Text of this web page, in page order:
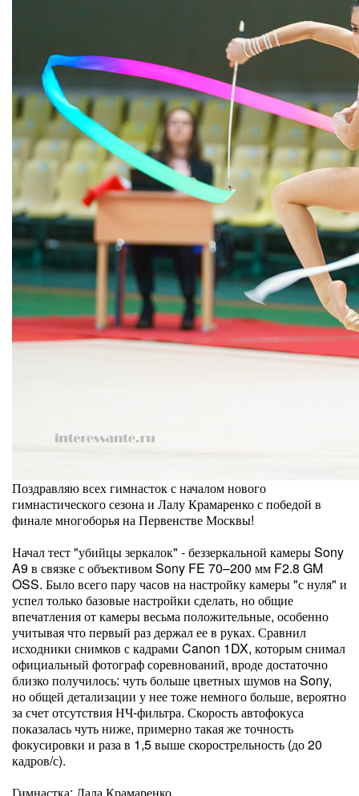
Поздравляю всех гимнасток с началом нового
гимнастического сезона и Лалу Крамаренко с победой в
финале многоборья на Первенстве Москвы!
Начал тест "убийцы зеркалок" - беззеркальной камеры Sony
A9 в связке с объективом Sony FE 70–200 мм F2.8 GM
OSS. Было всего пару часов на настройку камеры "с нуля" и
успел только базовые настройки сделать, но общие
впечатления от камеры весьма положительные, особенно
учитывая что первый раз держал ее в руках. Сравнил
исходники снимков с кадрами Canon 1DX, которым снимал
официальный фотограф соревнований, вроде достаточно
близко получилось: чуть больше цветных шумов на Sony,
но общей детализации у нее тоже немного больше, вероятно
за счет отсутствия НЧ-фильтра. Скорость автофокуса
показалась чуть ниже, примерно такая же точность
фокусировки и раза в 1,5 выше скорострельность (до 20
кадров/с).